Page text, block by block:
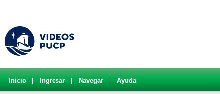
Inicio Ingresar Navegar Ayuda